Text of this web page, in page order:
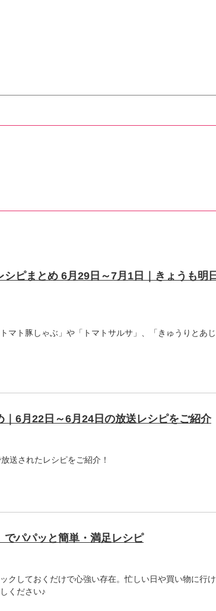
シピまとめ 6月29日～7月1日｜きょうも明
マト豚しゃぶ」や「トマトサルサ」、「きゅうりとあ
｜6月22日～6月24日の放送レシピをご紹介
送されたレシピをご紹介！
パパッと簡単・満足レシピ
クしておくだけで心強い存在。忙しい日や買い物に行
ください♪